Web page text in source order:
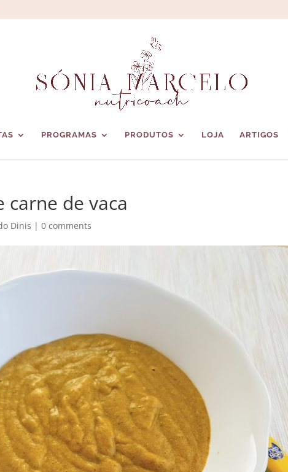
PROGRAMAS PRODUTOS LOJA ARTIGOS
carne de vaca
Dinis |0 comments